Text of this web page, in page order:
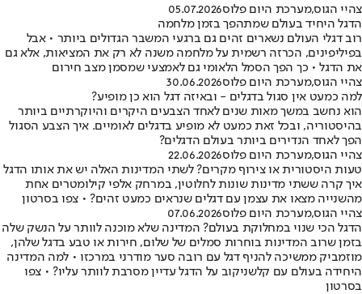
צהיי הגוס,מערכת היום פלוס05.07.2026
הדגל היחיד בעולם שמתהפך בזמן מלחמה
רוב דגלי העולם נשארים זהים גם ברגעי המשבר הגדולים ביותר • אבל
בפיליפינים, הכרזה רשמית על מלחמה משנה לא רק את המציאות, אלא גם
את הדגל • כך הפך הסמל הלאומי גם לאמצעי שמסמן מצב חירום
צהיי הגוס,מערכת היום פלוס30.06.2026
למה כמעט אין סגול בדגלים - ובאיזה דגל הוא כן מופיע?
הוא נחשב במשך מאות שנים לאחד הצבעים היקרים והיוקרתיים ביותר
בהיסטוריה, ובכל זאת כמעט לא מופיע בדגלים לאומיים. איך הצבע הסגול
הפך לאחד הנדירים ביותר בעולם הדגלים?
צהיי הגוס,מערכת היום פלוס22.06.2026
טעות היסטורית או צירוף מקרים? לשתי המדינות האלה יש את אותו הדגל
איך קרה ששתי מדינות שונות לחלוטין, במרחק אלפי קילומטרים אחת
מהשנייה מצאו את עצמן עם דגלים שנראים כמעט זהים? • צפו בסרטון
צהיי הגוס,מערכת היום פלוס07.06.2026
הדגל הכי שנוי במחלוקת בעולם? המדינה שלא מוכנה לוותר על הנשק שלה
בזמן שרוב המדינות בוחרות סמלים של שלום, חירות או טבע בדגל שלהן,
מוזמביק ממשיכה להניף דגל עם רובה סער מודרני במרכזו • למה המדינה
היחידה בעולם עם קלשניקוב על הדגל עדיין מסרבת לוותר עליו? • צפו
בסרטון